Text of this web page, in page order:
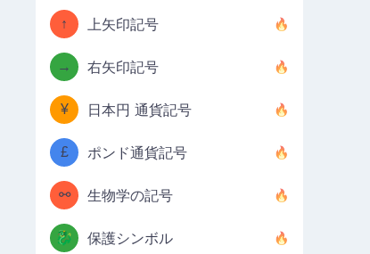
↑ 上矢印記号
→ 右矢印記号
¥ 日本円 通貨記号
£ ポンド通貨記号
⚯ 生物学の記号
🐉 保護シンボル